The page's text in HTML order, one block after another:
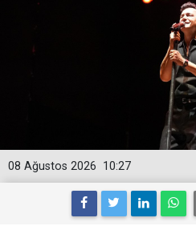
10:27
08 Ağustos 2026